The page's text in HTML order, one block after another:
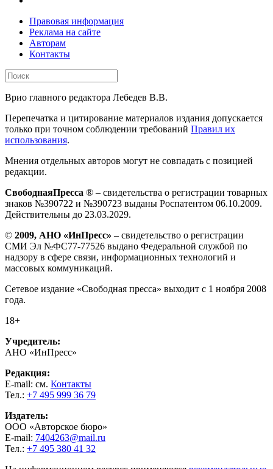
Правовая информация
Реклама на сайте
Авторам
Контакты
Врио главного редактора Лебедев В.В.
Перепечатка и цитирование материалов издания допускается
только при точном соблюдении требований Правил их
использования.
Мнения отдельных авторов могут не совпадать с позицией
редакции.
СвободнаяПресса ® – свидетельства о регистрации товарных
знаков №390722 и №390723 выданы Роспатентом 06.10.2009.
Действительны до 23.03.2029.
© 2009, АНО «ИнПресс» – свидетельство о регистрации
СМИ Эл №ФС77-77526 выдано Федеральной службой по
надзору в сфере связи, информационных технологий и
массовых коммуникаций.
Сетевое издание «Свободная пресса» выходит с 1 ноября 2008
года.
18+
Учредитель:
АНО «ИнПресс»
Редакция:
E-mail: см. Контакты
Тел.: +7 495 999 36 79
Издатель:
ООО «Авторское бюро»
E-mail: 7404263@mail.ru
Тел.: +7 495 380 41 32